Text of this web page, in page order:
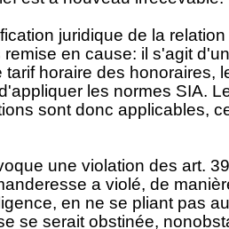
juridique de la
en cause: il s'agit
tarif horaire des honoraires,
les normes SIA.
sont donc applicables,
une violation des art.
a violé, de
en ne se pliant pas
se serait obstinée,